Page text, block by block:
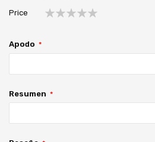
estrella
estrellas
estrellas
estrellas
estrellas
Price
Apodo
Resumen